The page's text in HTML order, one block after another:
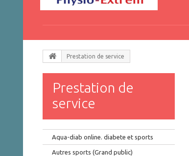
Prestation de service
Prestation de
service
Aqua-diab online. diabete et sports
Autres sports (Grand public)